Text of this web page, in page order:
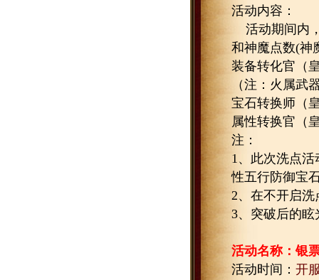
活动内容：
活动期间内
和神魔点数(神
装备转化官（
（注：火属武
宝石转换师（
属性转换官（
注：
1、此次洗点
性五行防御宝
2、在不开启
3、突破后的
活动名称：银
活动时间： 开